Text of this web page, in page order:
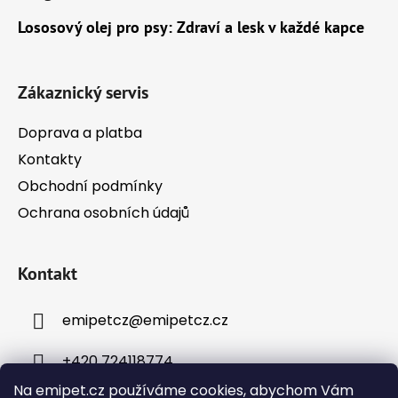
Na emipet.cz používáme cookies, abychom Vám
Lososový olej pro psy: Zdraví a lesk v každé kapce
Zákaznický servis
Doprava a platba
Kontakty
Obchodní podmínky
Ochrana osobních údajů
Kontakt
emipetcz@emipetcz.cz
+420 724118774